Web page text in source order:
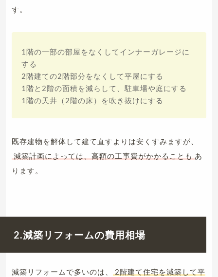
す。
1階の一部の部屋をなくしてインナーガレージに
する
2階建ての2階部分をなくして平屋にする
1階と2階の面積を減らして、駐車場や庭にする
1階の天井（2階の床）を吹き抜けにする
既存建物を解体して建て直すよりは安くすみますが、
減築計画によっては、高額の工事費がかかることも あ
ります。
2.減築リフォームの費用相場
減築リフォームで多いのは、 2階建て住宅を減築して平